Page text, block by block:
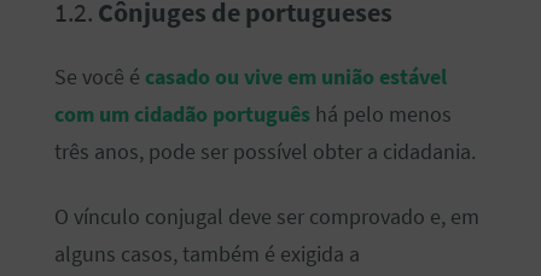
1.2. Cônjuges de portugueses
Se você é casado ou vive em união estável
com um cidadão portuguêshá pelo menos
três anos, pode ser possível obter a cidadania.
O vínculo conjugal deve ser comprovado e, em
alguns casos, também é exigida a